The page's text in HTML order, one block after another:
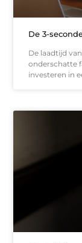
De 3-
De laadtijd
onderschatte
investeren in